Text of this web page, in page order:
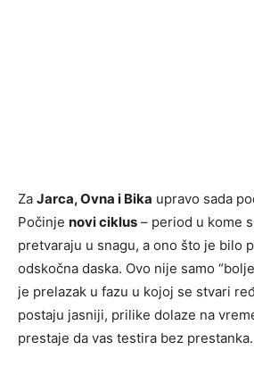
Za Jarca, Ovna i Bika upravo sada
Počinje novi ciklus – period u kome
pretvaraju u snagu, a ono što je bilo
odskočna daska. Ovo nije samo
je prelazak u fazu u kojoj se stvari
postaju jasniji, prilike dolaze na
prestaje da vas testira bez prestanka.